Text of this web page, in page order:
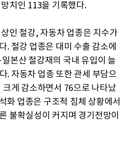
치인 113을 기록했다.
인 철강, 자동차 업종은 지수가
. 철강 업종은 대미 수출 감소에
본산 철강재의 국내 유입이 늘
. 자동차 업종 또한 관세 부담으
크게 감소하면서 76으로 나타났
화 업종은 구조적 침체 상황에서
불확실성이 커지며 경기전망이